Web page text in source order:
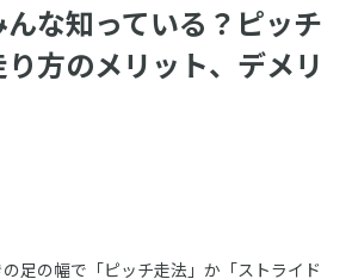
な知っている？ピッチ
方のメリット、デメリ
足の幅で「ピッチ走法」か「ストライド